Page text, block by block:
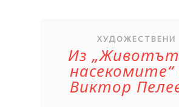
ХУДОЖЕСТВЕНИ
Из
Виктор